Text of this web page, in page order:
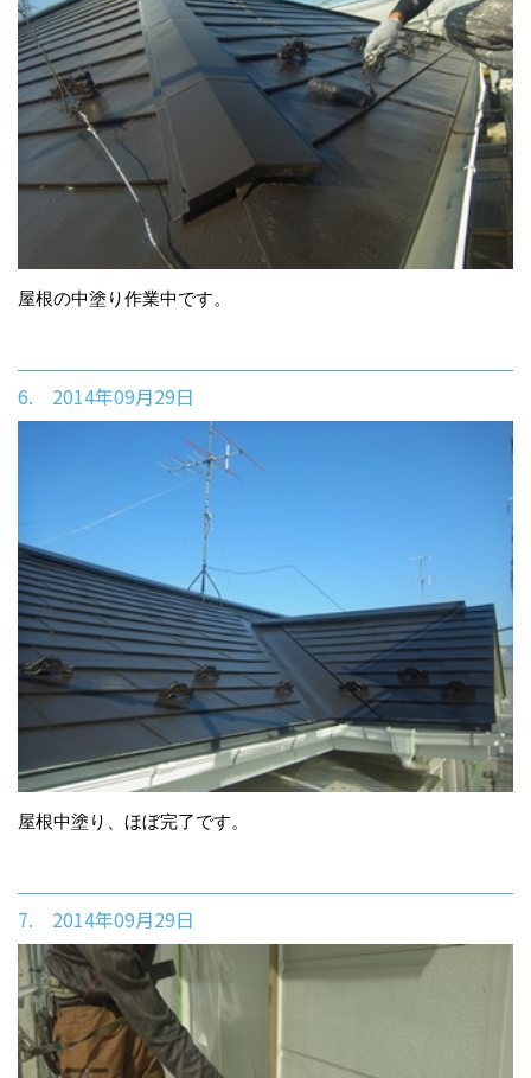
屋根の中塗り作業中です。
6. 2014年09月29日
屋根中塗り、ほぼ完了です。
7. 2014年09月29日